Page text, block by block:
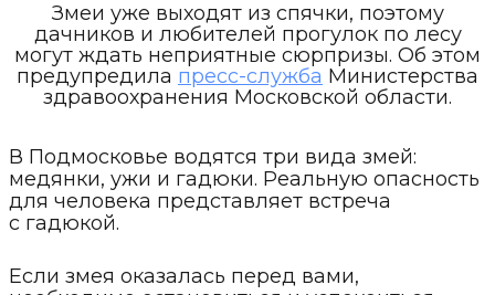
Змеи уже выходят из спячки, поэтому
дачников и любителей прогулок по лесу
могут ждать неприятные сюрпризы. Об этом
предупредила пресс-служба Министерства
здравоохранения Московской области.
В Подмосковье водятся три вида змей:
медянки, ужи и гадюки. Реальную опасность
для человека представляет встреча
с гадюкой.
Если змея оказалась перед вами,